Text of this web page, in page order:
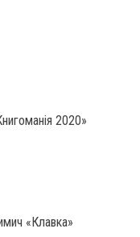
2020»
«Клавка»